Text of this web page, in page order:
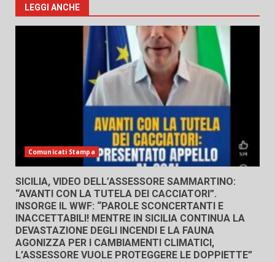
LEGGI ANCHE
Comunicati Stampa
SICILIA, VIDEO DELL’ASSESSORE SAMMARTINO:
“AVANTI CON LA TUTELA DEI CACCIATORI”.
INSORGE IL WWF: “PAROLE SCONCERTANTI E
INACCETTABILI! MENTRE IN SICILIA CONTINUA LA
DEVASTAZIONE DEGLI INCENDI E LA FAUNA
AGONIZZA PER I CAMBIAMENTI CLIMATICI,
L’ASSESSORE VUOLE PROTEGGERE LE DOPPIETTE”